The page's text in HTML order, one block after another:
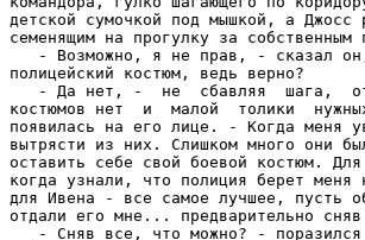
детской сумочкой под мышкой, а
семенящим на прогулку за собственным
- Возможно, я не прав, - сказал
полицейский костюм, ведь верно?
- Да нет, -  не  сбавляя  шага,
костюмов нет  и  малой  толики
появилась на его лице. - Когда меня
вытрясти из них. Слишком много они
оставить себе свой боевой костюм.
когда узнали, что полиция берет
для Ивена - все самое лучшее, пусть
отдали его мне... предварительно
- Сняв все, что можно? -